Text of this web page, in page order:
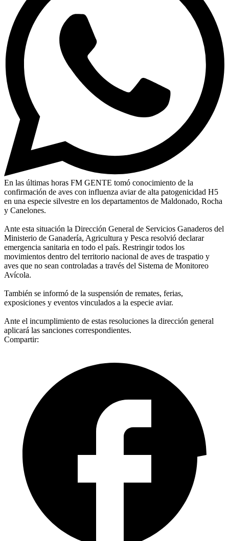
En las últimas horas FM GENTE tomó conocimiento de la
confirmación de aves con influenza aviar de alta patogenicidad H5
en una especie silvestre en los departamentos de Maldonado, Rocha
y Canelones.
Ante esta situación la Dirección General de Servicios Ganaderos del
Ministerio de Ganadería, Agricultura y Pesca resolvió declarar
emergencia sanitaria en todo el país. Restringir todos los
movimientos dentro del territorio nacional de aves de traspatio y
aves que no sean controladas a través del Sistema de Monitoreo
Avícola.
También se informó de la suspensión de remates, ferias,
exposiciones y eventos vinculados a la especie aviar.
Ante el incumplimiento de estas resoluciones la dirección general
aplicará las sanciones correspondientes.
Compartir: